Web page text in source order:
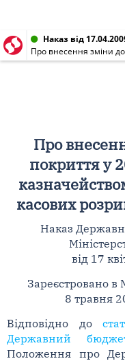
Наказ від